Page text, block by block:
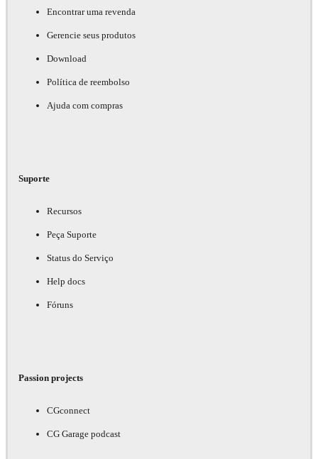
Encontrar uma revenda
Gerencie seus produtos
Download
Política de reembolso
Ajuda com compras
Suporte
Recursos
Peça Suporte
Status do Serviço
Help docs
Fóruns
Passion projects
CGconnect
CG Garage podcast